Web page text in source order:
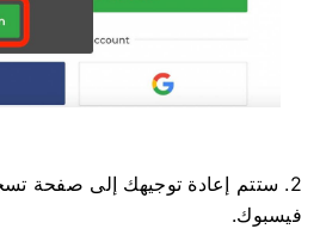
2. ستتم إعادة توجيهك إلى صفحة
فيسبوك.